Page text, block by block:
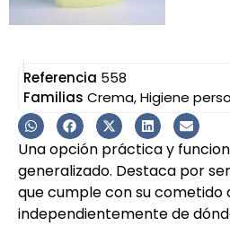
Referencia 558
Familias Crema,Higiene
Una opción práctica y
generalizado. Destaca por
que cumple con su
independientemente de